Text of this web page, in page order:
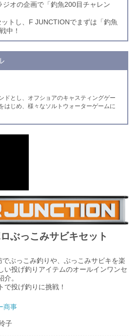
ジオの企画で「釣魚200目チャレン
トし、F JUNCTIONでまずは「釣魚
中！
ドとし、オフショアのキャスティングゲー
はじめ、様々なソルトウォーターゲームに
ぶっこみサビキセット
ぶっこみ釣りや、ぶっこみサビキを楽
い投げ釣りアイテムのオールインワンセ
。
で投げ釣りに挑戦！
商事
子